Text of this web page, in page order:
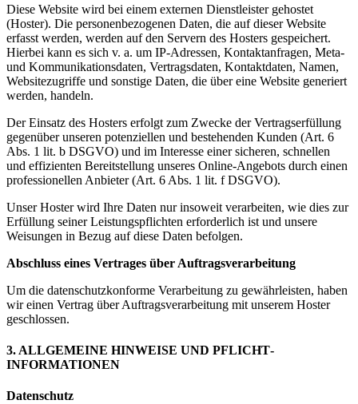
Diese Website wird bei einem externen Dienstleister gehostet
(Hoster). Die personenbezogenen Daten, die auf dieser Website
erfasst werden, werden auf den Servern des Hosters gespeichert.
Hierbei kann es sich v. a. um IP-Adressen, Kontaktanfragen, Meta-
und Kommunikationsdaten, Vertragsdaten, Kontaktdaten, Namen,
Websitezugriffe und sonstige Daten, die über eine Website generiert
werden, handeln.
Der Einsatz des Hosters erfolgt zum Zwecke der Vertragserfüllung
gegenüber unseren potenziellen und bestehenden Kunden (Art. 6
Abs. 1 lit. b DSGVO) und im Interesse einer sicheren, schnellen
und effizienten Bereitstellung unseres Online-Angebots durch einen
professionellen Anbieter (Art. 6 Abs. 1 lit. f DSGVO).
Unser Hoster wird Ihre Daten nur insoweit verarbeiten, wie dies zur
Erfüllung seiner Leistungspflichten erforderlich ist und unsere
Weisungen in Bezug auf diese Daten befolgen.
Abschluss eines Vertrages über Auftragsverarbeitung
Um die datenschutzkonforme Verarbeitung zu gewährleisten, haben
wir einen Vertrag über Auftragsverarbeitung mit unserem Hoster
geschlossen.
3. ALLGEMEINE HINWEISE UND PFLICHT­
INFORMATIONEN
Datenschutz